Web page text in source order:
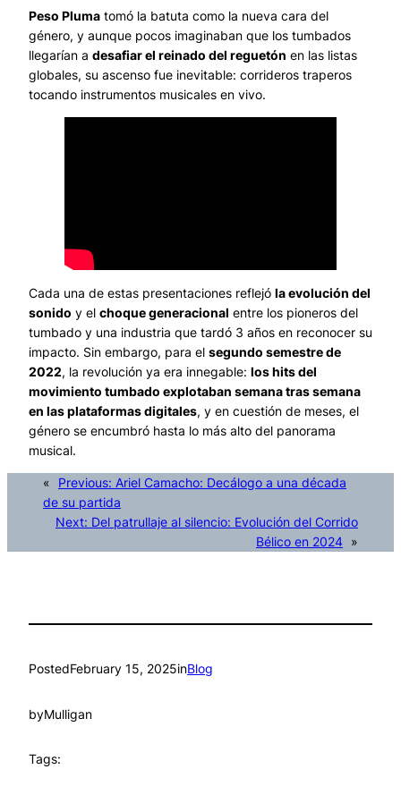
Peso Pluma tomó la batuta como la nueva cara del
género, y aunque pocos imaginaban que los tumbados
llegarían a desafiar el reinado del reguetón en las listas
globales, su ascenso fue inevitable: corrideros traperos
tocando instrumentos musicales en vivo.
Cada una de estas presentaciones reflejó la evolución del
sonido y el choque generacional entre los pioneros del
tumbado y una industria que tardó 3 años en reconocer su
impacto. Sin embargo, para el segundo semestre de
2022, la revolución ya era innegable: los hits del
movimiento tumbado explotaban semana tras semana
en las plataformas digitales, y en cuestión de meses, el
género se encumbró hasta lo más alto del panorama
musical.
« Previous: Ariel Camacho: Decálogo a una década
de su partida
Next: Del patrullaje al silencio: Evolución del Corrido
Bélico en 2024 »
PostedFebruary 15, 2025inBlog
byMulligan
Tags: